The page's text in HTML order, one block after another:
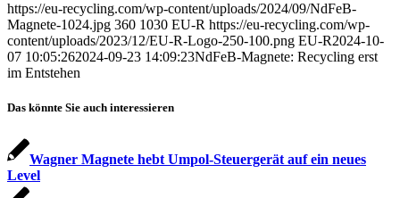
https://eu-recycling.com/wp-content/uploads/2024/09/NdFeB-
Magnete-1024.jpg 360 1030 EU-R https://eu-recycling.com/wp-
content/uploads/2023/12/EU-R-Logo-250-100.png EU-R2024-10-
07 10:05:262024-09-23 14:09:23NdFeB-Magnete: Recycling erst
im Entstehen
Das könnte Sie auch interessieren
Wagner Magnete hebt Umpol-Steuergerät auf ein neues
Level